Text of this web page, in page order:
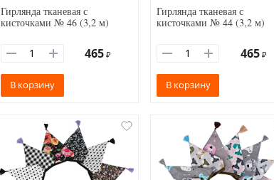
Гирлянда тканевая с
кисточками № 46 (3,2 м)
465 ₽
В корзину
Гирлянда тканевая с
кисточками № 44 (3,2 м)
465 ₽
В корзину